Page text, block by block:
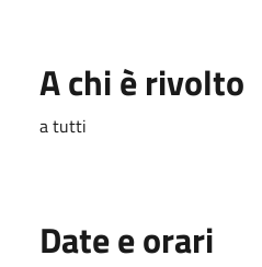
A chi è rivolto
a tutti
Date e orari